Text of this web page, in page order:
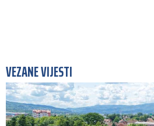
VEZANE VIJESTI